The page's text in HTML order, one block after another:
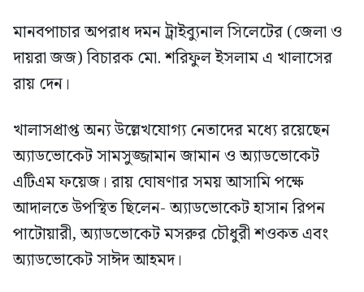
মানবপাচার অপরাধ দমন ট্রাইব্যুনাল সিলেটের (জেলা ও
দায়রা জজ) বিচারক মো. শরিফুল ইসলাম এ খালাসের
রায় দেন।
খালাসপ্রাপ্ত অন্য উল্লেখযোগ্য নেতাদের মধ্যে রয়েছেন
অ্যাডভোকেট সামসুজ্জামান জামান ও অ্যাডভোকেট
এটিএম ফয়েজ। রায় ঘোষণার সময় আসামি পক্ষে
আদালতে উপস্থিত ছিলেন- অ্যাডভোকেট হাসান রিপন
পাটোয়ারী, অ্যাডভোকেট মসরুর চৌধুরী শওকত এবং
অ্যাডভোকেট সাঈদ আহমদ।